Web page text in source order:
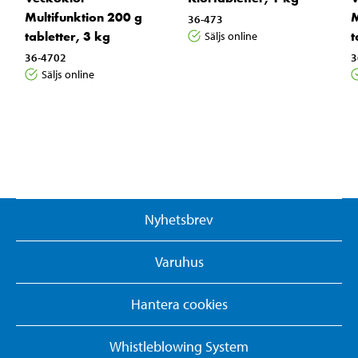
Multifunktion 200 g
tabletter, 3 kg
36-4702
Säljs online
36-473
Säljs online
Nyhetsbrev
Varuhus
Hantera cookies
Whistleblowing System